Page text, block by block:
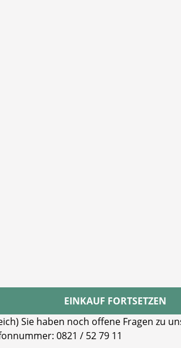
EINKAUF FORTSETZEN
Sie haben noch offene Fragen
0821 / 52 79 11